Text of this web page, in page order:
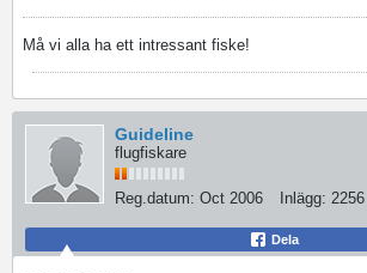
Må vi alla ha ett intressant fiske!
Guideline
flugfiskare
Reg.datum: Oct 2006 Inlägg: 2256
Dela